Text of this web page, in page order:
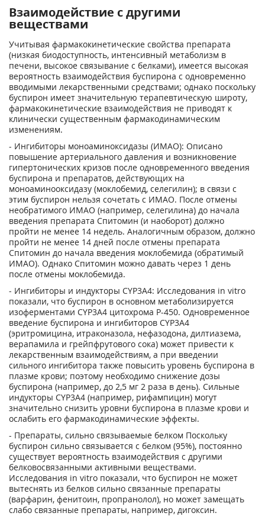
Взаимодействие с другими
веществами
Учитывая фармакокинетические свойства препарата
(низкая биодоступность, интенсивный метаболизм в
печени, высокое связывание с белками), имеется высокая
вероятность взаимодействия буспирона с одновременно
вводимыми лекарственными средствами; однако поскольку
буспирон имеет значительную терапевтическую широту,
фармакокинетические взаимодействия не приводят к
клинически существенным фармакодинамическим
изменениям.
- Ингибиторы моноаминоксидазы (ИМАО): Описано
повышение артериального давления и возникновение
гипертонических кризов после одновременного введения
буспирона и препаратов, действующих на
моноаминооксидазу (моклобемид, селегилин); в связи с
этим буспирон нельзя сочетать с ИМАО. После отмены
необратимого ИМАО (например, селегилина) до начала
введения препарата Спитомин (и наоборот) должно
пройти не менее 14 недель. Аналогичным образом, должно
пройти не менее 14 дней после отмены препарата
Спитомин до начала введения моклобемида (обратимый
ИМАО). Однако Спитомин можно давать через 1 день
после отмены моклобемида.
- Ингибиторы и индукторы CYP3A4: Исследования in vitro
показали, что буспирон в основном метаболизируется
изоферментами CYP3A4 цитохрома Р-450. Одновременное
введение буспирона и ингибиторов CYP3A4
(эритромицина, итраконазола, нефазодона, дилтиазема,
верапамила и грейпфрутового сока) может привести к
лекарственным взаимодействиям, а при введении
сильного ингибитора также повысить уровень буспирона в
плазме крови; поэтому необходимо снижение дозы
буспирона (например, до 2,5 мг 2 раза в день). Сильные
индукторы CYP3A4 (например, рифампицин) могут
значительно снизить уровни буспирона в плазме крови и
ослабить его фармакодинамические эффекты.
- Препараты, сильно связываемые белком Поскольку
буспирон сильно связывается с белком (95%), постоянно
существует вероятность взаимодействия с другими
белковосвязанными активными веществами.
Исследования in vitro показали, что буспирон не может
вытеснять из белков сильно связанные препараты
(варфарин, фенитоин, пропранолол), но может замещать
слабо связанные препараты, например, дигоксин.